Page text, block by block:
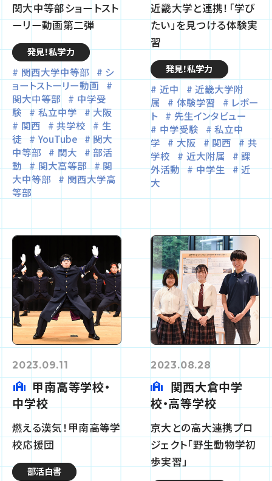
関大中等部ショートスト
ーリー動画第二弾
発見！私学力
関西大学中等部
シ
ョートストーリー動画
関大中等部
中学受
験
私立中学
大阪
関西
共学校
生
徒
YouTube
関大
中等部
関大
部活
動
関大高等部
関
大中等部
関西大学高
等部
近畿大学と連携！「学び
たい」を見つける体験実
習
発見！私学力
近中
近畿大学附
属
体験学習
レポー
ト
先生インタビュー
中学受験
私立中
学
大阪 関西
共
学校
近大附属
課
外活動
中学生
近
大
2023.09.11
甲南高等学校・
中学校
燃える漢気！甲南高等学
校応援団
部活白書
2023.08.28
関西大倉中学
校・高等学校
京大との高大連携プロ
ジェクト「野生動物学初
歩実習」